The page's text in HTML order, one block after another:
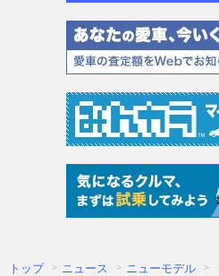
トップ ニュース ニューモデル